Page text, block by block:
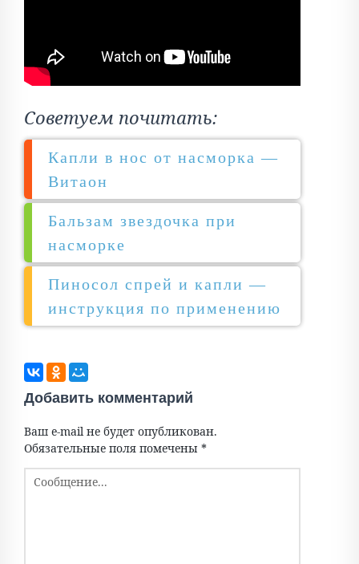
Советуем почитать:
Капли в нос от насморка —
Витаон
Бальзам звездочка при
насморке
Пиносол спрей и капли —
инструкция по применению
Добавить комментарий
Ваш e-mail не будет опубликован.
Обязательные поля помечены *